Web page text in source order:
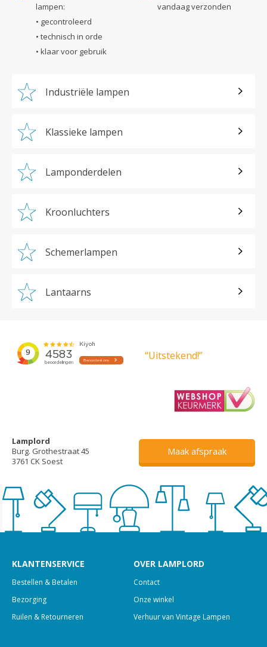
lampen:
• gecontroleerd
• technisch in orde
• klaar voor gebruik
vandaag verzonden
Industriële lampen
Klassieke lampen
Lamponderdelen
Kroonluchters
Schemerlampen
Lantaarns
“Uitstekend!”
Lamplord
Burg. Grothestraat 45
3761 CK Soest
Maak afspraak
KLANTENSERVICE
Bestellen & Betalen
Bezorging
Ruilen & Retourneren
OVER LAMPLORD
Contact
Onze winkel
Verhuur van Vintage Lampen